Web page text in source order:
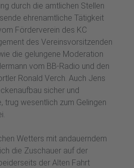
durch die amtlichen Stellen
ehrenamtliche Tätigkeit
Förderverein des KC
des Vereinsvorsitzenden
die gelungene Moderation
vom BB-Radio und den
Ronald Verch. Auch Jens
sicher und
trug wesentlich zum Gelingen
Wetters mit andauerndem
die Zuschauer auf der
der Alten Fahrt